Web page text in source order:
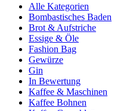
Alle Kategorien
Bombastisches Baden
Brot & Aufstriche
Essige & Öle
Fashion Bag
Gewürze
Gin
In Bewertung
Kaffee & Maschinen
Kaffee Bohnen